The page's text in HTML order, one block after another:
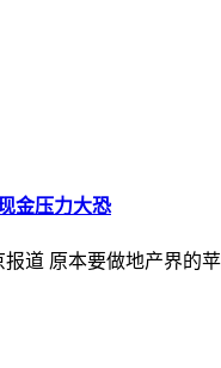
金压力大恐
报道 原本要做地产界